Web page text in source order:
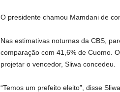
O presidente chamou Mamdani de
Nas estimativas noturnas da CBS,
comparação com 41,6% de Cuomo.
projetar o vencedor, Sliwa concedeu.
“Temos um prefeito eleito”, disse